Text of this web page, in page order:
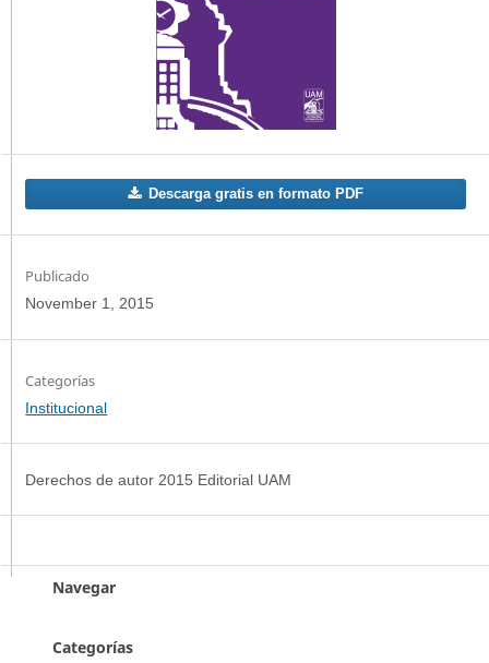
Descarga gratis en formato PDF
Publicado
November 1, 2015
Categorías
Institucional
Derechos de autor 2015 Editorial UAM
Navegar
Categorías